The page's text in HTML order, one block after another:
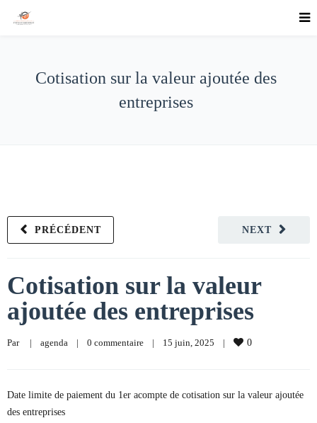
Cotisation sur la valeur ajoutée des
entreprises
NEXT
PRÉCÉDENT
Cotisation sur la valeur
ajoutée des entreprises
Par | agenda | 0 commentaire | 15 juin, 2025 | 0
Date limite de paiement du 1er acompte de cotisation sur la valeur ajoutée
des entreprises